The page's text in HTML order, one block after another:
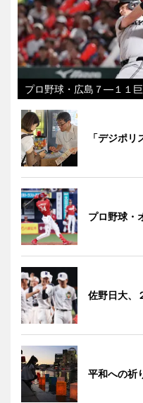
プロ野球・広島７―１１巨
「デジポ
プロ野球・
佐野日大
平和への祈